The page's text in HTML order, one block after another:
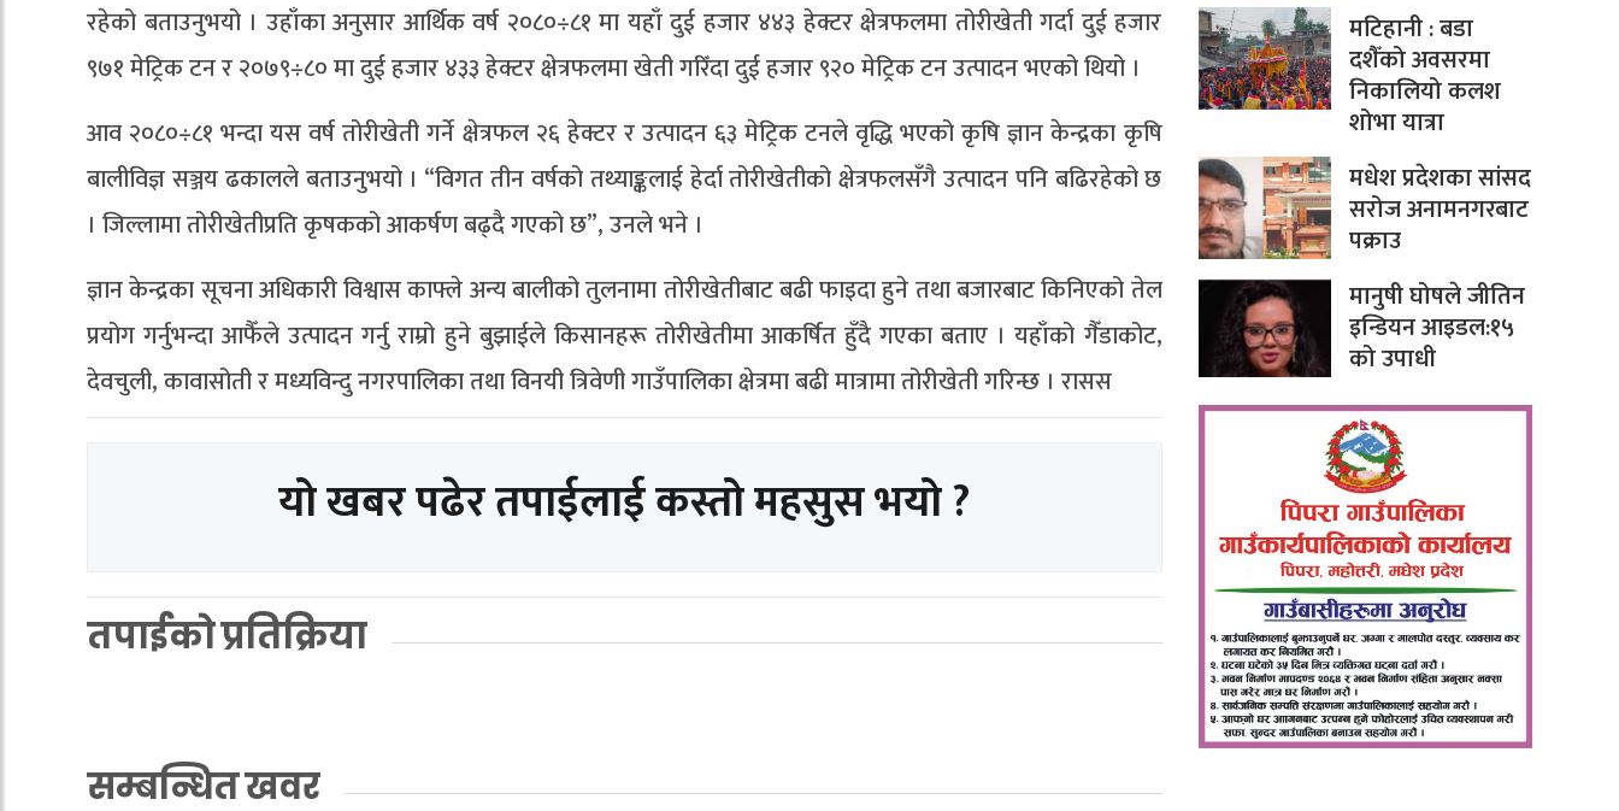
रहेको बताउनुभयो । उहाँका अनुसार आर्थिक वर्ष २०८०÷८१ मा यहाँ दुई हजार ४४३ हेक्टर क्षेत्रफलमा तोरीखेती गर्दा दुई हजार
९७१ मेट्रिक टन र २०७९÷८० मा दुई हजार ४३३ हेक्टर क्षेत्रफलमा खेती गरिँदा दुई हजार ९२० मेट्रिक टन उत्पादन भएको थियो ।
आव २०८०÷८१ भन्दा यस वर्ष तोरीखेती गर्ने क्षेत्रफल २६ हेक्टर र उत्पादन ६३ मेट्रिक टनले वृद्धि भएको कृषि ज्ञान केन्द्रका कृषि
बालीविज्ञ सञ्जय ढकालले बताउनुभयो । “विगत तीन वर्षको तथ्याङ्कलाई हेर्दा तोरीखेतीको क्षेत्रफलसँगै उत्पादन पनि बढिरहेको छ
। जिल्लामा तोरीखेतीप्रति कृषकको आकर्षण बढ्दै गएको छ”, उनले भने ।
ज्ञान केन्द्रका सूचना अधिकारी विश्वास काफ्ले अन्य बालीको तुलनामा तोरीखेतीबाट बढी फाइदा हुने तथा बजारबाट किनिएको तेल
प्रयोग गर्नुभन्दा आफैँले उत्पादन गर्नु राम्रो हुने बुझाईले किसानहरू तोरीखेतीमा आकर्षित हुँदै गएका बताए । यहाँको गैँडाकोट,
देवचुली, कावासोती र मध्यविन्दु नगरपालिका तथा विनयी त्रिवेणी गाउँपालिका क्षेत्रमा बढी मात्रामा तोरीखेती गरिन्छ । रासस
यो खबर पढेर तपाईलाई कस्तो महसुस भयो ?
तपाईको प्रतिक्रिया
सम्बन्धित खवर
मटिहानी : बडा
दशैँको अवसरमा
निकालियो कलश
शोभा यात्रा
मधेश प्रदेशका सांसद
सरोज अनामनगरबाट
पक्राउ
मानुषी घोषले जीतिन
इन्डियन आइडल:१५
को उपाधी